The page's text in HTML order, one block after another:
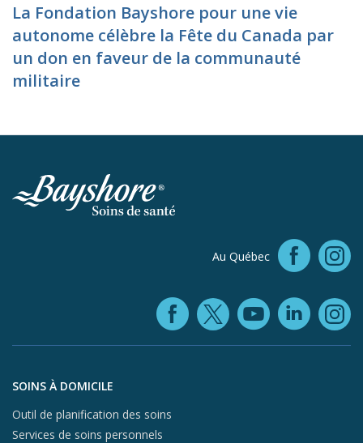
La Fondation Bayshore pour une vie
autonome célèbre la Fête du Canada par
un don en faveur de la communauté
militaire
Au Québec
Facebook
X (opens
Aller au contenu du pied de page
SOINS À DOMICILE
Outil de planification des soins
Services de soins personnels